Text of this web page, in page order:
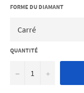
FORME DU DIAMANT
QUANTITÉ
− +